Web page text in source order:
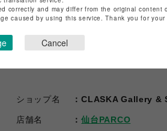
ショップ名 CLASKA Gallery &
店舗名 仙台PARCO
correctly and may differ from the original content
caused by using this service. Thank you for your
Cancel